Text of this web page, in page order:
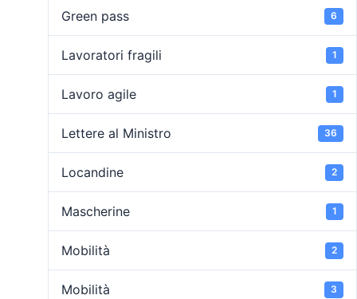
Green pass 6
Lavoratori fragili 1
Lavoro agile 1
Lettere al Ministro 36
Locandine 2
Mascherine 1
Mobilità 2
Mobilità 3